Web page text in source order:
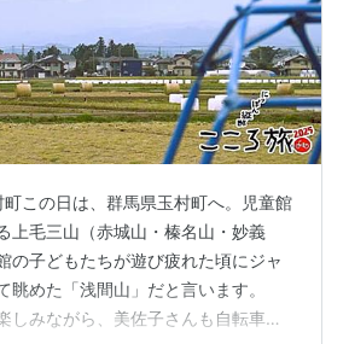
この日は、群馬県玉村町へ。児童館
上毛三山（赤城山・榛名山・妙義
の子どもたちが遊び疲れた頃にジャ
眺めた「浅間山」だと言います。
しみながら、美佐子さんも自転車を